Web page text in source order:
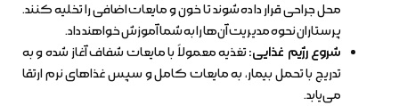
محل جراحی قرار داده شوند تا خون و مایعات اضافی را تخلیه کنند.
پرستاران نحوه مدیریت آن‌ها را به شما آموزش خواهند داد.
شروع رژیم غذایی: تغذیه معمولاً با مایعات شفاف آغاز شده و به
تدریج با تحمل بیمار، به مایعات کامل و سپس غذاهای نرم ارتقا
می‌یابد.